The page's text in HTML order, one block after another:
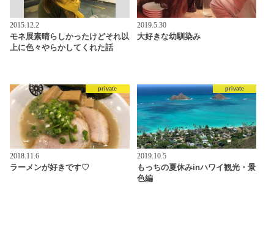
2015.12.2
モネ展素晴らしかったけどそれ以
上に色々やらかしてくれた話
2019.5.30
大好きな幼馴染み
private
2018.11.6
ラーメンが好きです♡
private
2019.10.5
もっちの夏休みinハワイ観光・景
色編